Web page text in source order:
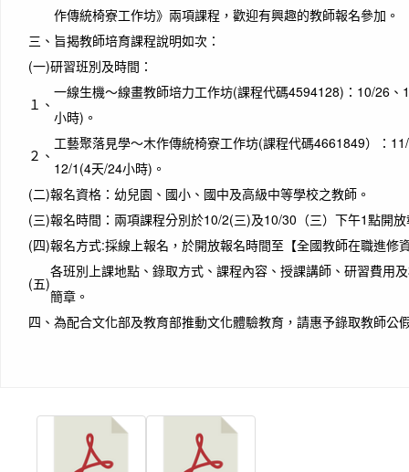
作傳統椅寮工作坊》兩項課程，歡迎有興趣的教師報名參加。
三、 旨揭教師培育課程說明如次：
(一)研習班別及時間：
１、
一線生機～線畫教師培力工作坊(課程代碼4594128)：10/26
小時)。
２、
工藝聚落見學～木作傳統椅寮工作坊(課程代碼4661849）：
12/1(4天/24小時)。
(二)報名資格：幼兒園、國小、國中及高級中等學校之教師。
(三)報名時間：兩項課程分別於10/2(三)及10/30（三）下午1點開
(四)報名方式:採線上報名，於開放報名時間至【全國教師在職進修
(五)
各班別上課地點、錄取方式、課程內容、授課講師、研習費用
簡章。
四、 為配合文化部及教育部推動文化體驗教育，請惠予錄取教師公